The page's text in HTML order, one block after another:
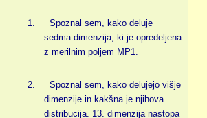
1.
Spoznal sem, kako deluje
sedma dimenzija, ki je opredeljena
z merilnim poljem MP1.
2.
Spoznal sem, kako delujejo višje
dimenzije in kakšna je njihova
distribucija. 13. dimenzija nastopa